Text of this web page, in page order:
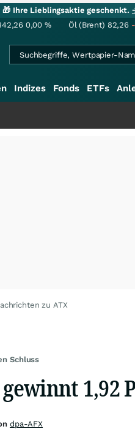
🎁 Ihre Lieblingsaktie geschenkt.
0,00 % Öl (Brent) 82,26
Indizes Fonds ETFs
zu ATX
Schluss
1,92
dpa-AFX